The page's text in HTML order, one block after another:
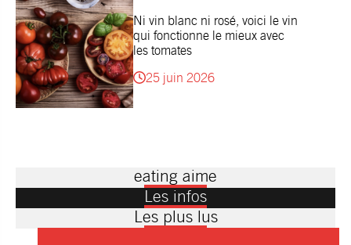
Ni vin blanc ni rosé, voici le vin
qui fonctionne le mieux avec
les tomates
25 juin 2026
eating aime
Les infos
Les plus lus